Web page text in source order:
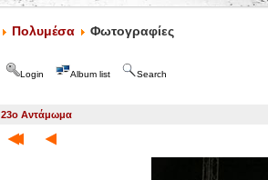
Πολυμέσα Φωτογραφίες
Login Album list Search
23ο Αντάμωμα